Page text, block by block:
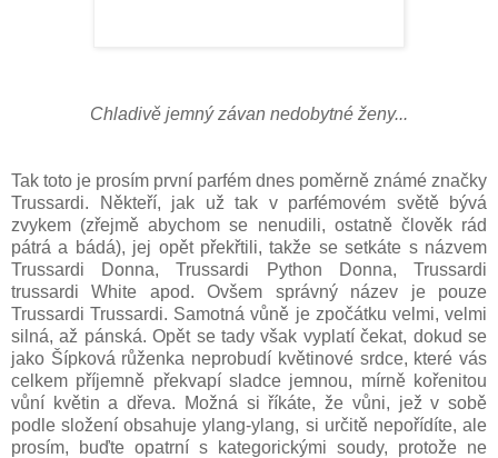
Chladivě jemný závan nedobytné ženy...
Tak toto je prosím první parfém dnes poměrně známé značky
Trussardi. Někteří, jak už tak v parfémovém světě bývá
zvykem (zřejmě abychom se nenudili, ostatně člověk rád
pátrá a bádá), jej opět překřtili, takže se setkáte s názvem
Trussardi Donna, Trussardi Python Donna, Trussardi
trussardi White apod.Ovšem správný název je pouze
Trussardi Trussardi. Samotná vůně je zpočátku velmi, velmi
silná, až pánská. Opět se tady však vyplatí čekat, dokud se
jako Šípková růženka neprobudí květinové srdce, které vás
celkem příjemně překvapí sladce jemnou, mírně kořenitou
vůní květin a dřeva. Možná si říkáte, že vůni, jež v sobě
podle složení obsahuje ylang-ylang, si určitě nepořídíte, ale
prosím, buďte opatrní s kategorickými soudy, protože ne